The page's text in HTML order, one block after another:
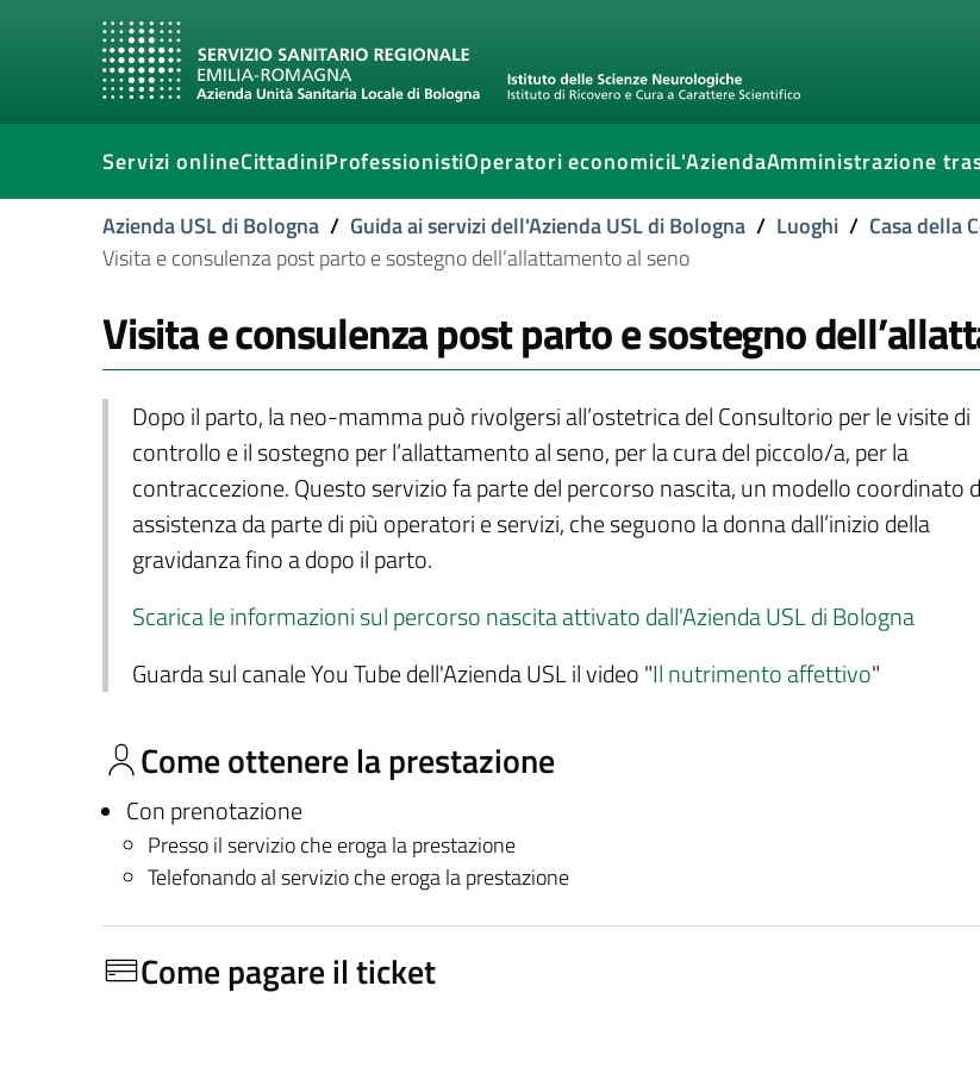
Servizi onlineCittadiniProfessionistiOperatori economiciL'AziendaAmministrazione
Azienda USL di Bologna / Guida ai servizi dell'Azienda USL di Bologna / Luoghi / Casa della
Visita e consulenza post parto e sostegno dell’allattamento al seno
Visita e consulenza post parto e sostegno
Dopo il parto, la neo-mamma può rivolgersi all’ostetrica del Consultorio per le visite di
controllo e il sostegno per l’allattamento al seno, per la cura del piccolo/a, per la
contraccezione. Questo servizio fa parte del percorso nascita, un modello coordinato
assistenza da parte di più operatori e servizi, che seguono la donna dall’inizio della
gravidanza fino a dopo il parto.
Scarica le informazioni sul percorso nascita attivato dall'Azienda USL di Bologna
Guarda sul canale You Tube dell'Azienda USL il video "Il nutrimento affettivo"
Come ottenere la prestazione
Con prenotazione
Presso il servizio che eroga la prestazione
Telefonando al servizio che eroga la prestazione
Come pagare il ticket